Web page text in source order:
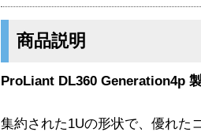
商品説明
ProLiant DL360 Generation4p
集約された1Uの形状で、優れた